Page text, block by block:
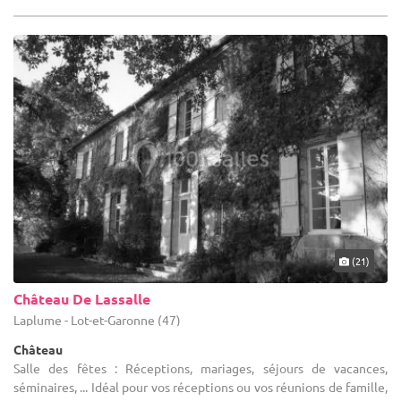
(21)
Château De Lassalle
Laplume - Lot-et-Garonne (47)
Château
Salle des fêtes : Réceptions, mariages, séjours de vacances,
séminaires, ... Idéal pour vos réceptions ou vos réunions de famille,